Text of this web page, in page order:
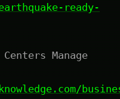
ready-
Manage